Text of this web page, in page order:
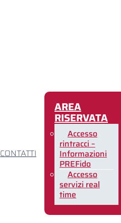
CONTATTI
AREA
RISERVATA
Accesso
rintracci –
Informazioni
PREFido
Accesso
servizi real
time